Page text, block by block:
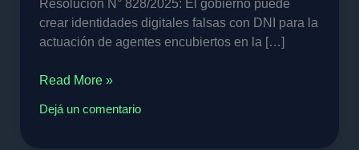
Resolución N° 828/2025: El gobierno puede
crear identidades digitales falsas con DNI para la
actuación de agentes encubiertos en la […]
Read More »
Dejá un comentario